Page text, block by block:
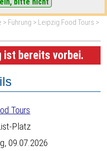
> Führung > Leipzig Food Tours >
ist bereits vorbei.
Tours
Platz
09.07.2026